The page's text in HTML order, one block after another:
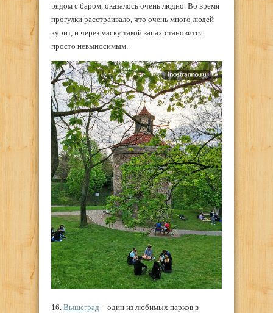
рядом с баром, оказалось очень людно. Во время
прогулки расстраивало, что очень много людей
курит, и через маску такой запах становится
просто невыносимым.
16. Вышеград – один из любимых парков в